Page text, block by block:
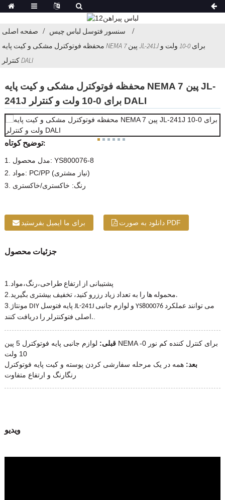
صفحه اصلی
سنسور فتوسل لباس چیس
محفظه فوتوکترل مشکی و کیت پایه NEMA 7 پین JL-241J برای 0-10 ولت و
کنترلر DALI
محفظه فوتوکترل مشکی و کیت پایه NEMA 7 پین JL-
241J برای 0-10 ولت و کنترلر DALI
توضیح کوتاه:
1. مدل محصول: YS800076-8
2. مواد: PC/PP (نیاز مشتری)
3. رنگ: خاکستری/خاکستری
برای ما ایمیل بفرستید دانلود به صورت PDF
جزئیات محصول
1 پشتیبانی از ارتفاع طراحی،رنگ،مواد
2 محموله ها را به تعداد زیاد رزرو کنید، تخفیف بیشتری بگیرید.
3 مونتاژ DIY پایه فتوسل JL-241J و لوازم جانبی YS800076 می توانند عملکرد
اصلی فتوکنترلر را دریافت کنند.
قبلی:
لوازم جانبی پایه فوتوکترل 5 پین NEMA برای کنترل کننده کم نور 0-
10 ولت
بعد: همه در یک مرحله سفارشی کردن پوسته و کیت پایه فوتوکترل
رنگارنگ و ارتفاع متفاوت
ویدیو